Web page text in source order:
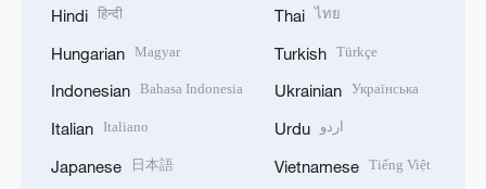
Hindi हिन्दी
Hungarian Magyar
Indonesian Bahasa Indonesia
Italian Italiano
Japanese 日本語
Thai ไทย
Turkish Türkçe
Ukrainian Українська
Urdu اردو
Vietnamese Tiếng Việt